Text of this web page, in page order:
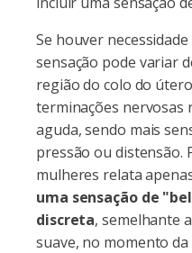
Se houver
sensação pode variar
região do colo do
terminações nervosas
aguda, sendo mais
pressão ou distensão.
mulheres relata
uma sensação de
discreta, semelhante
suave, no momento